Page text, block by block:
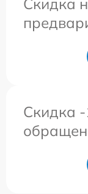
Скидка